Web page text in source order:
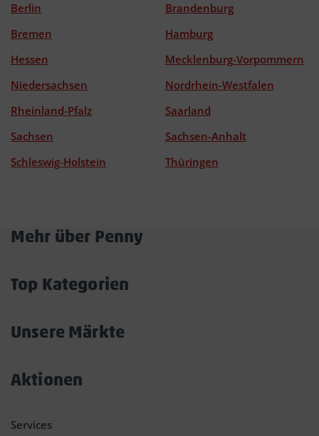
Berlin
Brandenburg
Bremen
Hamburg
Hessen
Mecklenburg-Vorpommern
Niedersachsen
Nordrhein-Westfalen
Rheinland-Pfalz
Saarland
Sachsen
Sachsen-Anhalt
Schleswig-Holstein
Thüringen
Mehr über Penny
Top Kategorien
Unsere Märkte
Aktionen
Services